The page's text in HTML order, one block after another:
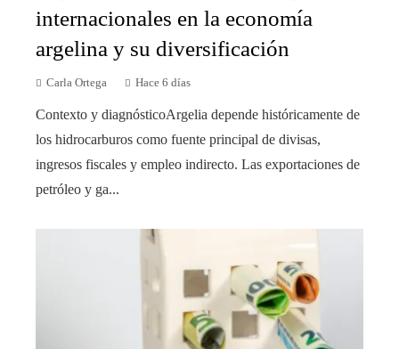
internacionales en la economía
argelina y su diversificación
Carla Ortega Hace 6 días
Contexto y diagnósticoArgelia depende históricamente de
los hidrocarburos como fuente principal de divisas,
ingresos fiscales y empleo indirecto. Las exportaciones de
petróleo y ga...